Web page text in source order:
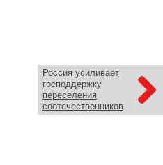
Россия усиливает
господдержку
переселения
соотечественников